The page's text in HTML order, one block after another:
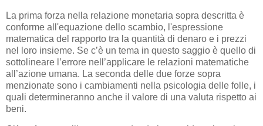
La prima forza nella relazione monetaria sopra descritta è
conforme all'equazione dello scambio, l'espressione
matematica del rapporto tra la quantità di denaro e i prezzi
nel loro insieme. Se c’è un tema in questo saggio è quello di
sottolineare l’errore nell’applicare le relazioni matematiche
all’azione umana. La seconda delle due forze sopra
menzionate sono i cambiamenti nella psicologia delle folle, i
quali determineranno anche il valore di una valuta rispetto ai
beni.